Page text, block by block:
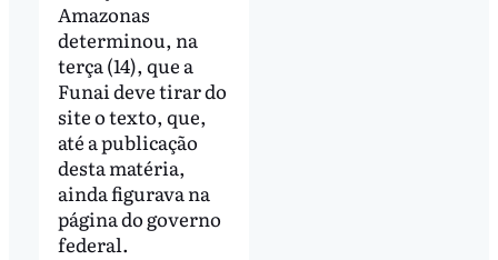
Amazonas
determinou, na
terça (14), que a
Funai deve tirar do
site o texto, que,
até a publicação
desta matéria,
ainda figurava na
página do governo
federal.